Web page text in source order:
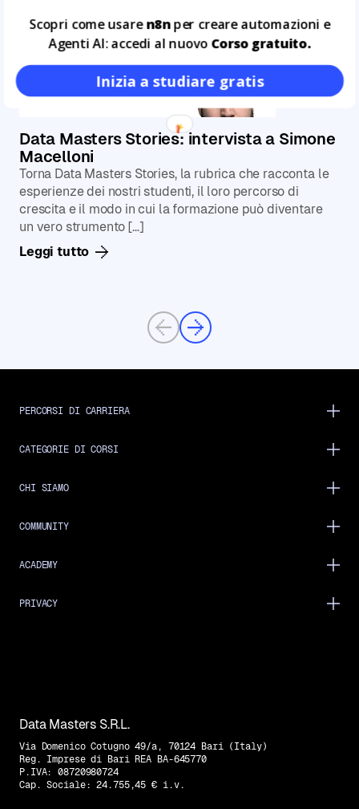
Data Masters Stories: intervista a Simone
Macelloni
Torna Data Masters Stories, la rubrica che racconta le
esperienze dei nostri studenti, il loro percorso di
crescita e il modo in cui la formazione può diventare
un vero strumento […]
Leggi tutto
Previous
Next
PERCORSI DI CARRIERA
CATEGORIE DI CORSI
CHI SIAMO
COMMUNITY
ACADEMY
PRIVACY
Data Masters S.R.L.
Via Domenico Cotugno 49/a, 70124 Bari (Italy)
Reg. Imprese di Bari REA BA-645770
P.IVA: 08720980724
Cap. Sociale: 24.755,45 € i.v.
Scopri come usaren8nper creare automazioni e
Agenti AI: accedi al nuovo Corso gratuito.
Inizia a studiare gratis